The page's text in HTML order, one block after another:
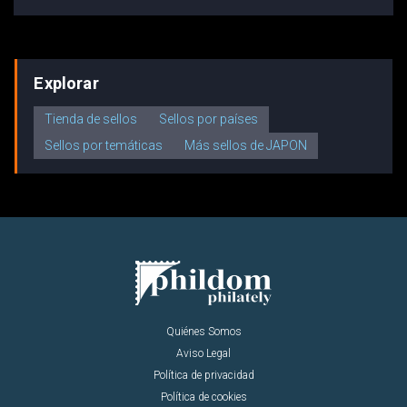
Explorar
Tienda de sellos
Sellos por países
Sellos por temáticas
Más sellos de JAPON
Quiénes Somos
Aviso Legal
Política de privacidad
Política de cookies